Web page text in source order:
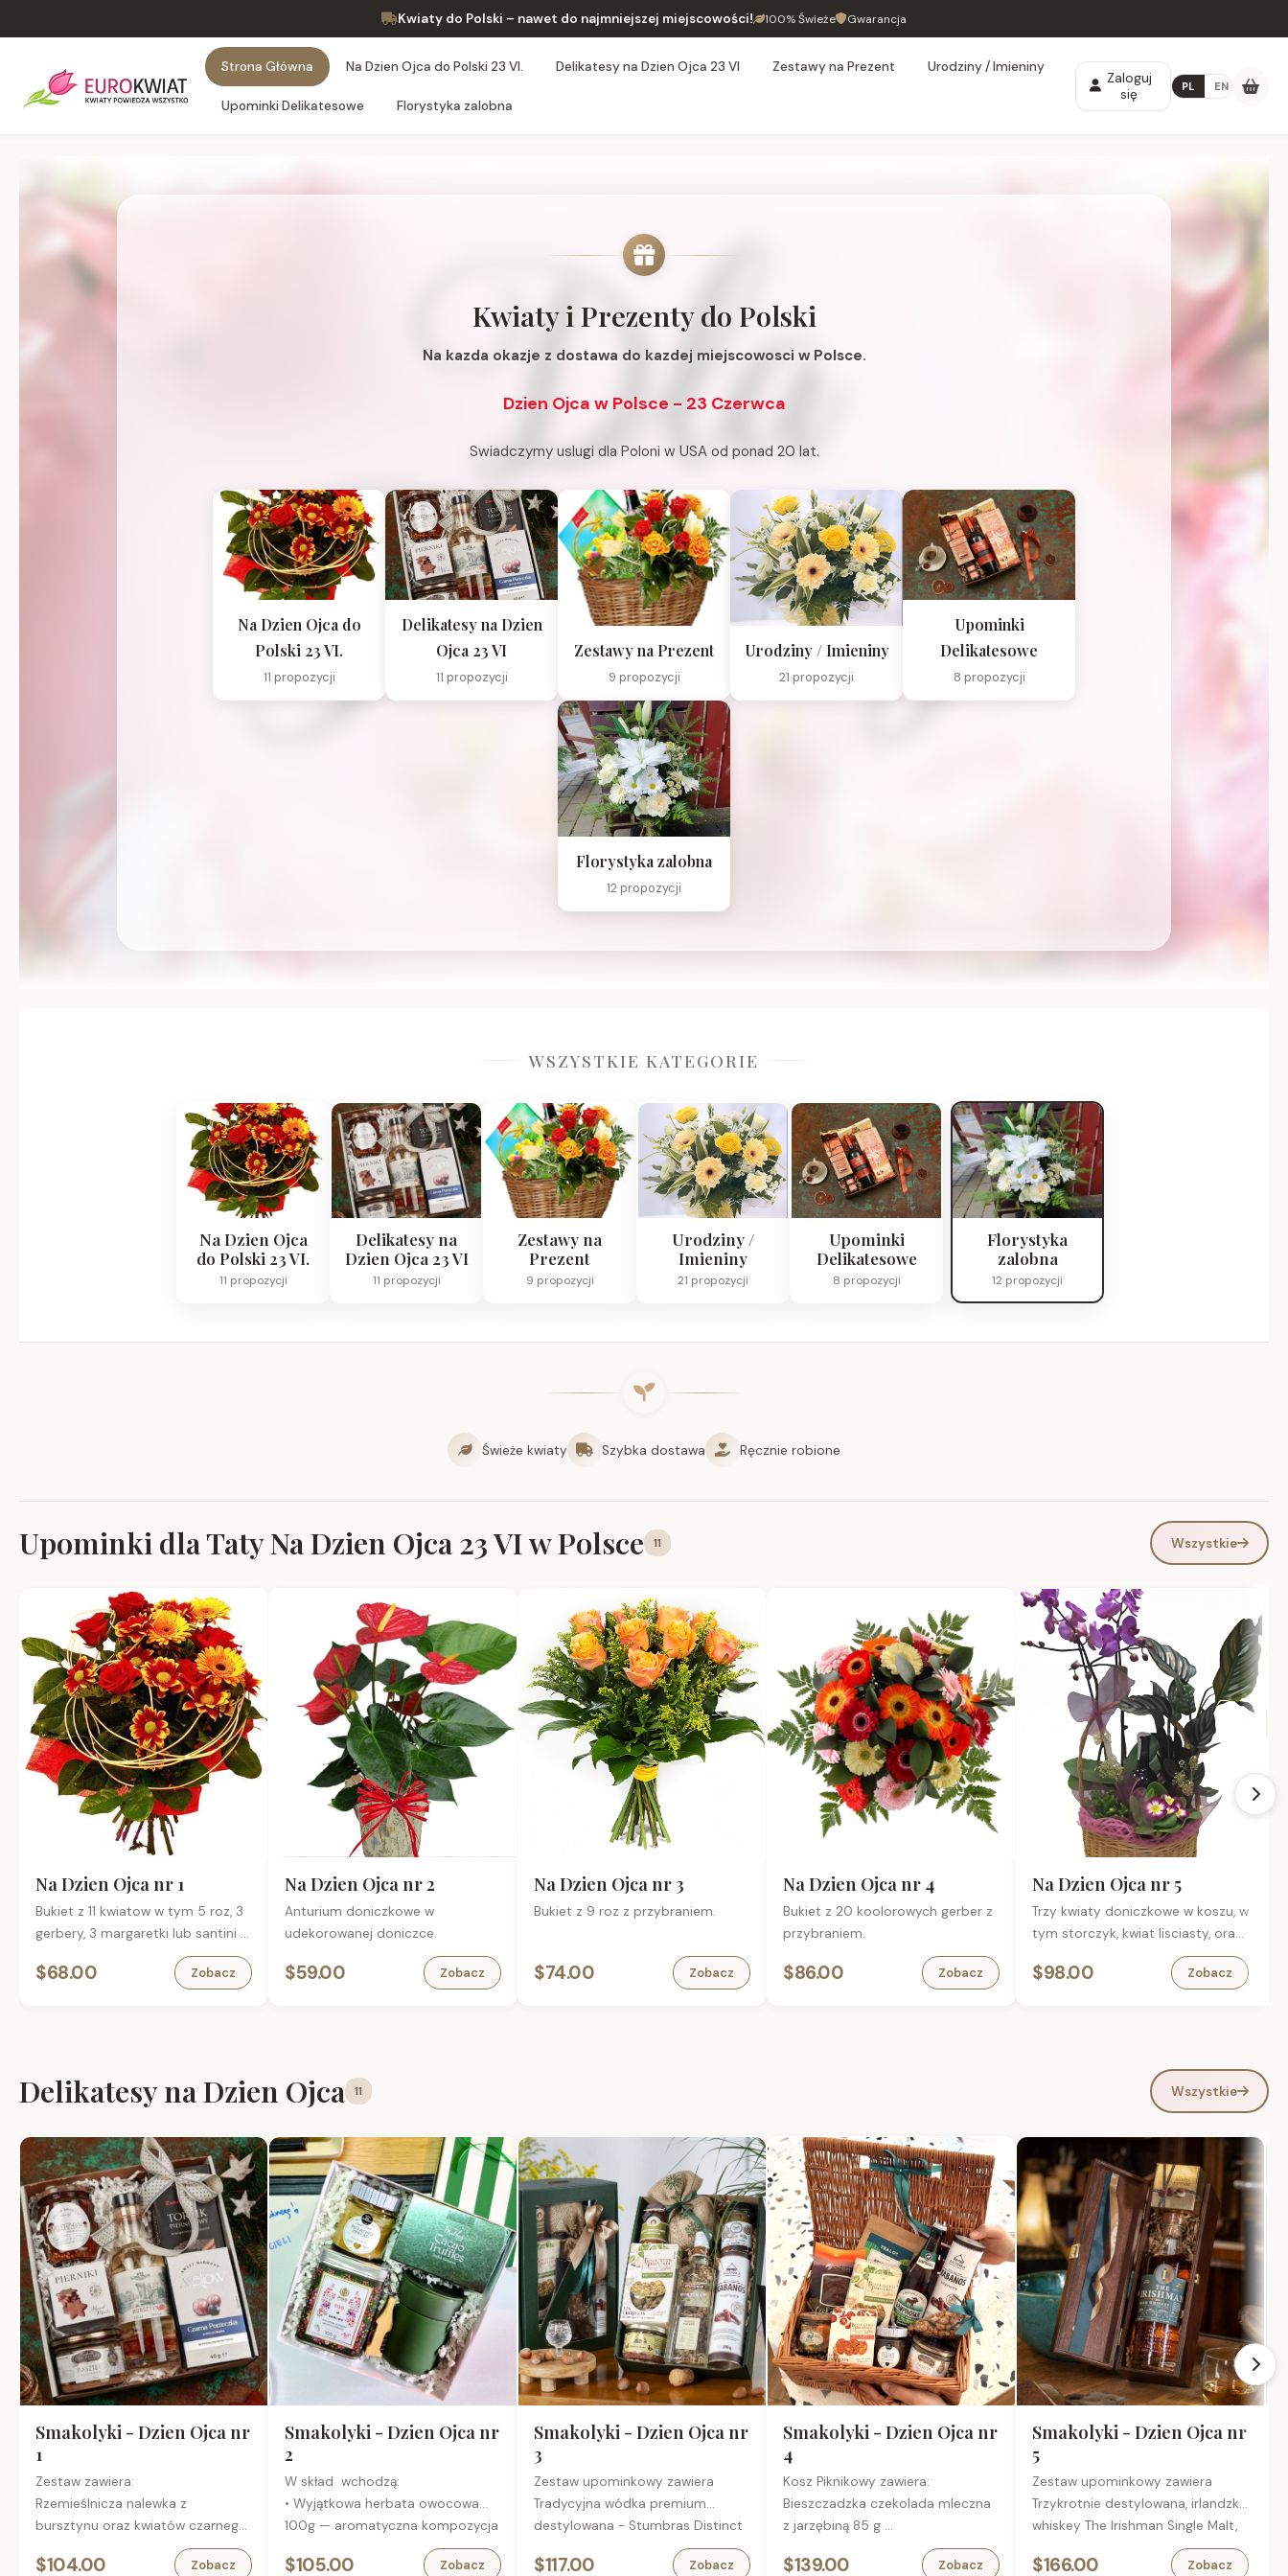
Kwiaty do Polski – nawet do najmniejszej miejscowości! 100% Świeże Gwarancja
Strona Główna Na Dzien Ojca do Polski 23 VI. Delikatesy na Dzien Ojca 23 VI Zestawy na Prezent Urodziny / Imieniny
Upominki Delikatesowe Florystyka zalobna
Zaloguj
się
PL EN
Kwiaty i Prezenty do Polski
Na kazda okazje z dostawa do kazdej miejscowosci w Polsce.
Dzien Ojca w Polsce - 23 Czerwca
Swiadczymy uslugi dla Poloni w USA od ponad 20 lat.
Na Dzien Ojca do
Polski 23 VI.
11 propozycji
Delikatesy na Dzien
Ojca 23 VI
11 propozycji
Zestawy na Prezent
9 propozycji
Urodziny / Imieniny
21 propozycji
Upominki
Delikatesowe
8 propozycji
Florystyka zalobna
12 propozycji
WSZYSTKIE KATEGORIE
Na Dzien Ojca
do Polski 23 VI.
11 propozycji
Delikatesy na
Dzien Ojca 23 VI
11 propozycji
Zestawy na
Prezent
9 propozycji
Urodziny /
Imieniny
21 propozycji
Upominki
Delikatesowe
8 propozycji
Florystyka
zalobna
12 propozycji
Świeże kwiaty Szybka dostawa Ręcznie robione
Upominki dla Taty Na Dzien Ojca 23 VI w Polsce 11 Wszystkie
Na Dzien Ojca nr 1
Bukiet z 11 kwiatow w tym 5 roz, 3
gerbery, 3 margaretki lub santini z
$68.00 Zobacz
Na Dzien Ojca nr 2
Anturium doniczkowe w
udekorowanej doniczce.
$59.00 Zobacz
Na Dzien Ojca nr 3
Bukiet z 9 roz z przybraniem.
$74.00 Zobacz
Na Dzien Ojca nr 4
Bukiet z 20 koolorowych gerber z
przybraniem.
$86.00 Zobacz
Na Dzien Ojca nr 5
Trzy kwiaty doniczkowe w koszu, w
tym storczyk, kwiat lisciasty, oraz
kwitnacy, petunia lub podobny
dostepny. Trwaly prezent.
$98.00 Zobacz
Delikatesy na Dzien Ojca 11 Wszystkie
Smakolyki - Dzien Ojca nr
1
Zestaw zawiera:
Rzemieślnicza nalewka z
bursztynu oraz kwiatów czarnego
Podgrzybki brunatne
$104.00 Zobacz
Smakolyki - Dzien Ojca nr
2
W skład wchodzą:
• Wyjątkowa herbata owocowa
100g — aromatyczna kompozycja
z pieczonych jabłek, malin, dzikiej
róży i liści jeżyn,
$105.00 Zobacz
Smakolyki - Dzien Ojca nr
3
Zestaw upominkowy zawiera
Tradycyjna wódka premium
destylowana - Stumbras Distinct
Wyborne kabanosy w eleganckiej
$117.00 Zobacz
Smakolyki - Dzien Ojca nr
4
Kosz Piknikowy zawiera:
Bieszczadzka czekolada mleczna
z jarzębiną 85 g
Biscuiterie krakersy paprykowe z
pomidorami 30 g
$139.00 Zobacz
Smakolyki - Dzien Ojca nr
5
Zestaw upominkowy zawiera
Trzykrotnie destylowana, irlandzka
whiskey The Irishman Single Malt,
Francuskie trufle czekoladowe, 50
$166.00 Zobacz